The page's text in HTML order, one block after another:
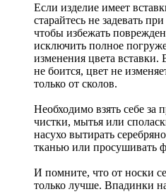
Если изделие имеет
старайтесь не задевать
чтобы избежать
исключить полное
изменения цвета вставки.
не боится, цвет не
только от сколов.
Необходимо взять себе за
чистки, мытья или
насухо вытирать
тканью или просушивать
И помните, что от носки
только лучше. Впадинки